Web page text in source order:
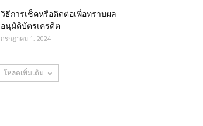
วิธีการเช็คหรือติดต่อเพื่อทราบผล
อนุมัติบัตรเครดิต
กรกฎาคม 1, 2024
โหลดเพิ่มเติม